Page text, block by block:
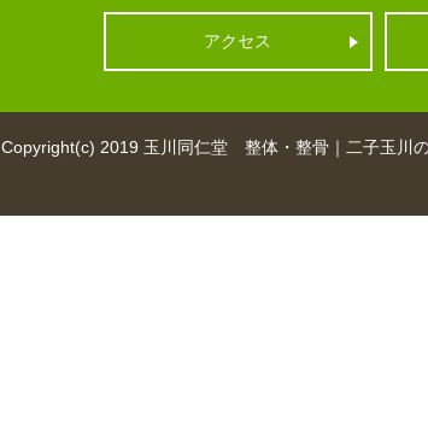
アクセス
Copyright(c) 2019 玉川同仁堂 整体・整骨｜二子玉川